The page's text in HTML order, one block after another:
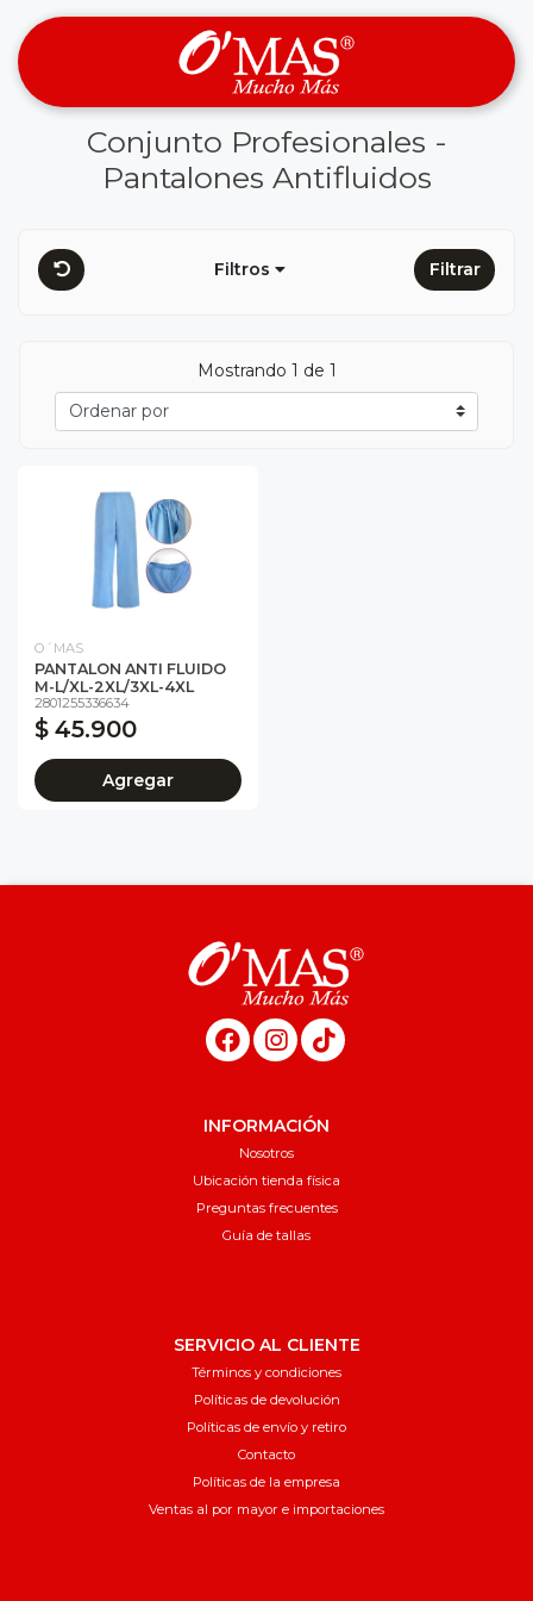
Conjunto Profesionales -
Pantalones Antifluidos
Filtros Filtrar
Mostrando 1 de 1
O´MAS
PANTALON ANTI FLUIDO
M-L/XL-2XL/3XL-4XL
2801255336634
$ 45.900
Agregar
INFORMACIÓN
Nosotros
Ubicación tienda física
Preguntas frecuentes
Guía de tallas
SERVICIO AL CLIENTE
Términos y condiciones
Políticas de devolución
Políticas de envío y retiro
Contacto
Políticas de la empresa
Ventas al por mayor e importaciones